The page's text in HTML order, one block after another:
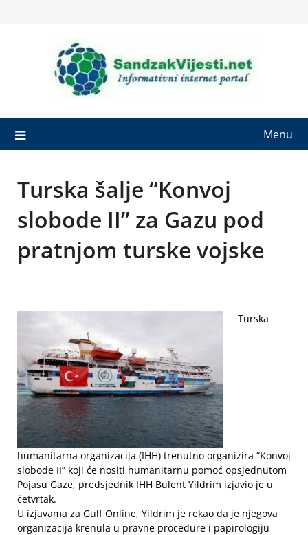
Menu
Turska šalje “Konvoj
slobode II” za Gazu pod
pratnjom turske vojske
Turska
humanitarna organizacija (IHH) trenutno organizira “Konvoj
slobode II” koji će nositi humanitarnu pomoć opsjednutom
Pojasu Gaze, predsjednik IHH Bulent Yildrim izjavio je u
četvrtak.
U izjavama za Gulf Online, Yildrim je rekao da je njegova
organizacija krenula u pravne procedure i papirologiju